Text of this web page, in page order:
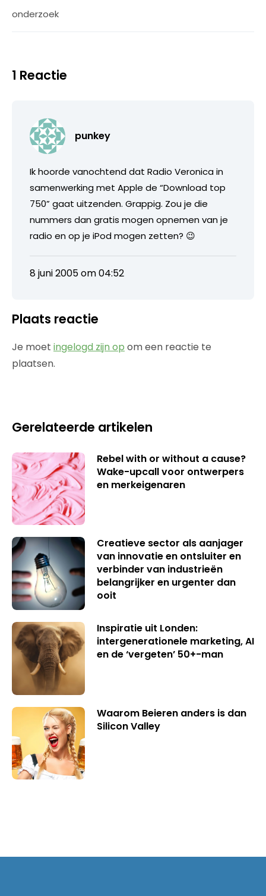
onderzoek
1 Reactie
punkey
Ik hoorde vanochtend dat Radio Veronica in
samenwerking met Apple de “Download top
750” gaat uitzenden. Grappig. Zou je die
nummers dan gratis mogen opnemen van je
radio en op je iPod mogen zetten? 😉
8 juni 2005 om 04:52
Plaats reactie
Je moet ingelogd zijn op om een reactie te
plaatsen.
Gerelateerde artikelen
Rebel with or without a cause?
Wake-upcall voor ontwerpers
en merkeigenaren
Creatieve sector als aanjager
van innovatie en ontsluiter en
verbinder van industrieën
belangrijker en urgenter dan
ooit
Inspiratie uit Londen:
intergenerationele marketing, AI
en de ‘vergeten’ 50+-man
Waarom Beieren anders is dan
Silicon Valley